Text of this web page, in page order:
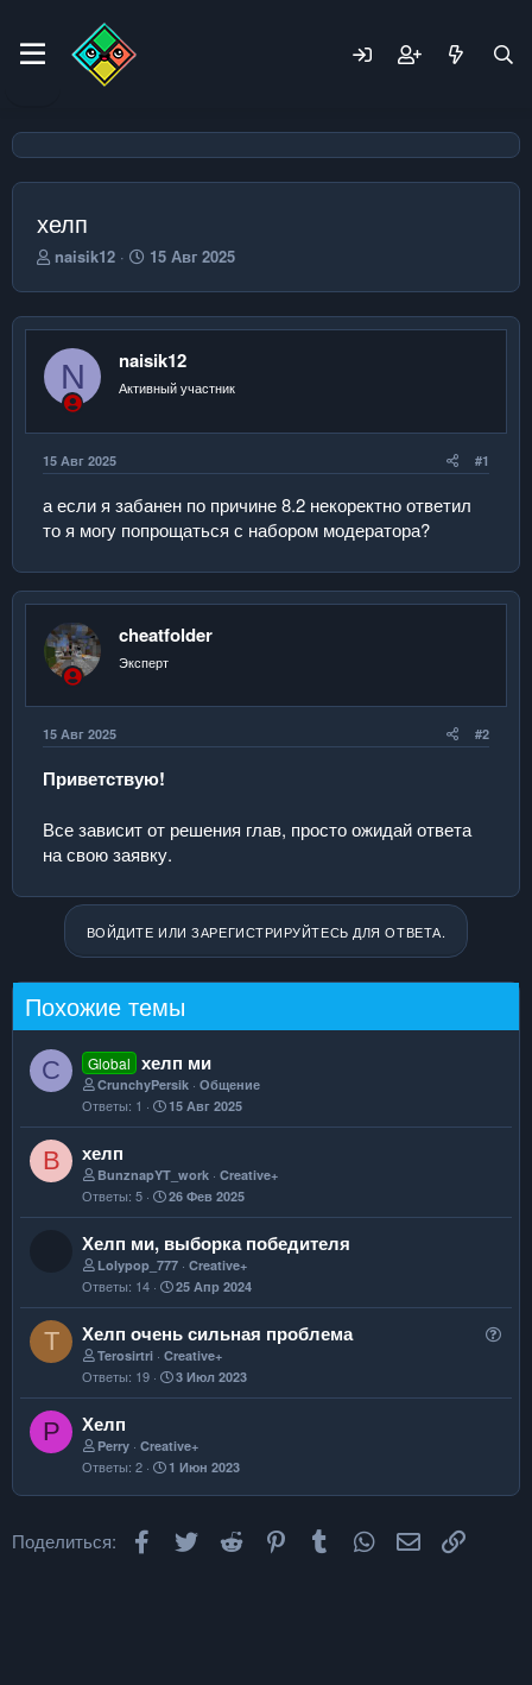
хелп
А
т
о
т
м
naisik12
Д
т
а
а
ч
15 Авг 2025
N naisik12
Активный участник
15 Авг 2025 #1
а если я забанен по причине 8.2 некоректно ответил
то я могу попрощаться с набором модератора?
cheatfolder
Эксперт
15 Авг 2025 #2
Приветствую!
Все зависит от решения глав, просто ожидай ответа
на свою заявку.
ВОЙДИТЕ ИЛИ ЗАРЕГИСТРИРУЙТЕСЬ ДЛЯ ОТВЕТА.
Похожие темы
C Global хелп ми
CrunchyPersik Общение
Ответы 1 15 Авг 2025
B хелп
BunznapYT_work Creative+
Ответы 5 26 Фев 2025
Хелп ми, выборка победителя
Lolypop_777 Creative+
Ответы 14 25 Апр 2024
T
р
Хелп очень сильная проблема
Terosirtri Creative+
Ответы 19 3 Июл 2023
P Хелп
Perry Creative+
Ответы 2 1 Июн 2023
Поделиться: Facebook
Twitter Reddit PinterestTumblr WhatsApp